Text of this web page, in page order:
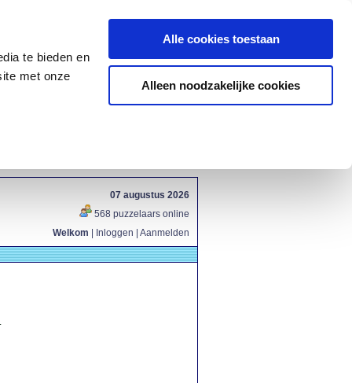
te bieden en
met onze
Alle cookies toestaan
Alleen noodzakelijke cookies
07 augustus 2026
568 puzzelaars online
Welkom
Inloggen Aanmelden